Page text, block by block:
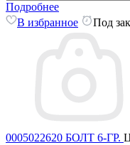
Подробнее
В избранное
Под
0005022620 БОЛТ 6-ГР.